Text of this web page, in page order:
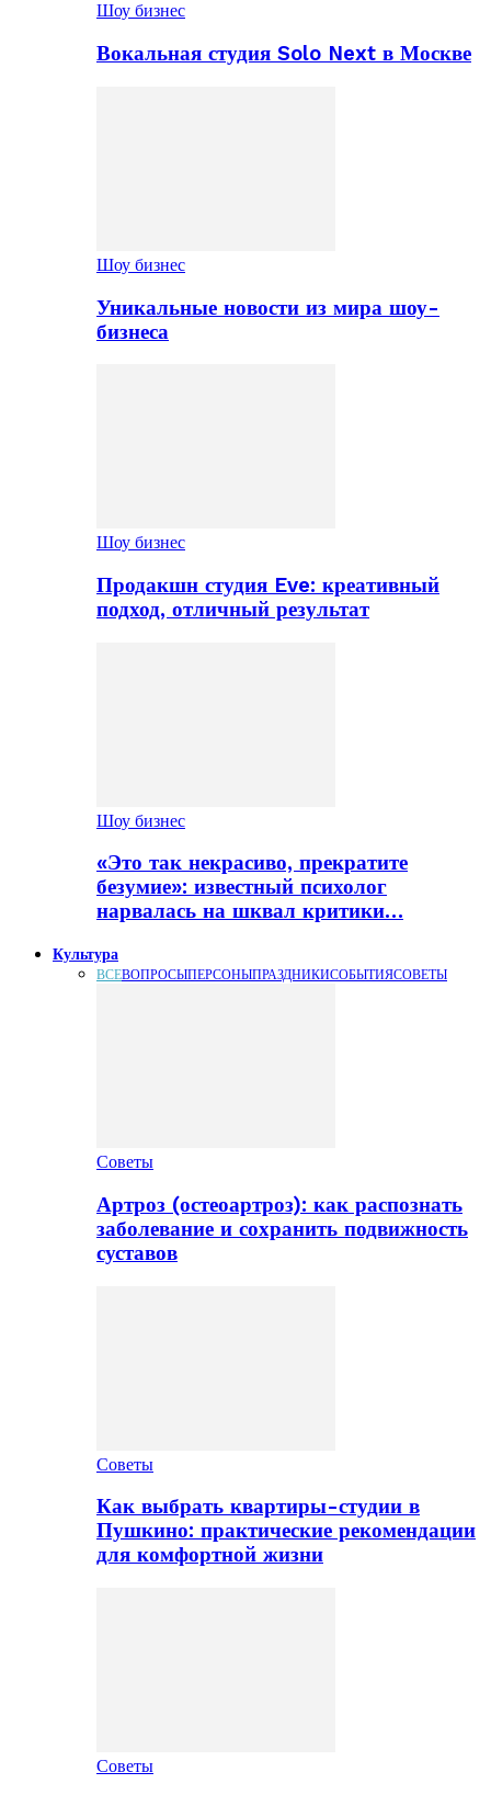
Шоу бизнес
Вокальная студия Solo Next в Москве
Шоу бизнес
Уникальные новости из мира шоу-
бизнеса
Шоу бизнес
Продакшн студия Eve: креативный
подход, отличный результат
Шоу бизнес
«Это так некрасиво, прекратите
безумие»: известный психолог
нарвалась на шквал критики…
Культура
ВСЕВОПРОСЫПЕРСОНЫПРАЗДНИКИСОБЫТИЯСОВЕТЫ
Советы
Артроз (остеоартроз): как распознать
заболевание и сохранить подвижность
суставов
Советы
Как выбрать квартиры-студии в
Пушкино: практические рекомендации
для комфортной жизни
Советы